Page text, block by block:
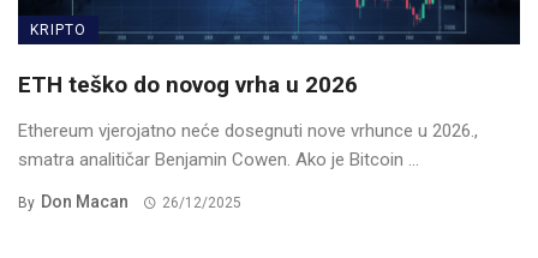
KRIPTO
ETH teško do novog vrha u 2026
Ethereum vjerojatno neće dosegnuti nove vrhunce u 2026.,
smatra analitičar Benjamin Cowen. Ako je Bitcoin ...
By Don Macan 26/12/2025